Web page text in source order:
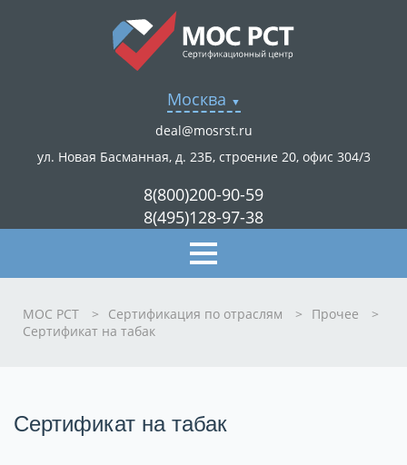
Москва
deal@mosrst.ru
ул. Новая Басманная, д. 23Б, строение 20, офис 304/3
8(800)200-90-59
8(495)128-97-38
МОС РСТ > Сертификация по отраслям > Прочее
>
Сертификат на табак
Сертификат на табак